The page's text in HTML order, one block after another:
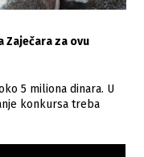
Zaječara za ovu
5 miliona dinara. U
konkursa treba